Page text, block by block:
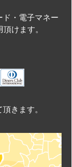
・電子マネー
けます。
きます。